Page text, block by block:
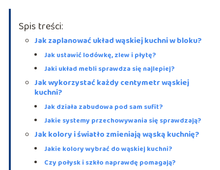
Spis treści:
Jak zaplanować układ wąskiej kuchni w bloku?
Jak ustawić lodówkę, zlew i płytę?
Jaki układ mebli sprawdza się najlepiej?
Jak wykorzystać każdy centymetr wąskiej
kuchni?
Jak działa zabudowa pod sam sufit?
Jakie systemy przechowywania się sprawdzają?
Jak kolory i światło zmieniają wąską kuchnię?
Jakie kolory wybrać do wąskiej kuchni?
Czy połysk i szkło naprawdę pomagają?